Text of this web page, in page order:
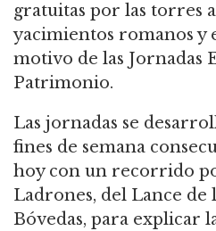
gratuitas por las torres
yacimientos romanos y
motivo de las Jornadas
Patrimonio.
Las jornadas se
fines de semana
hoy con un recorrido
Ladrones, del Lance de
Bóvedas, para explicar